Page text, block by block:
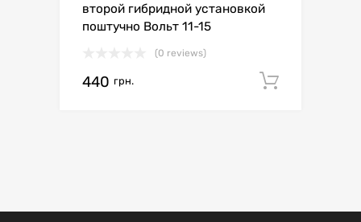
второй гибридной установкой
поштучно Вольт 11-15
(0 reviews)
440 грн.